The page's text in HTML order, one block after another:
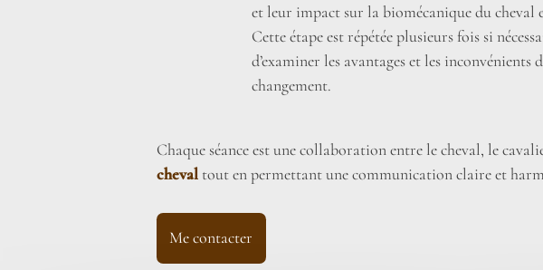
et leur impact sur la biomécanique du cheval
Cette étape est répétée plusieurs fois si
d’examiner les avantages et les inconvénients
changement.
Chaque séance est une collaboration entre le cheval, le
chevaltout en permettant une communication claire et
Me contacter